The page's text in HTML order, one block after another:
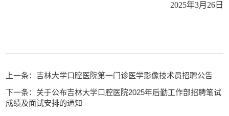
2025年3月 26日
上一条：吉林大学口腔医院第一门诊医学影像技术员招聘公告
下一条：关于公布吉林大学口腔医院2025年后勤工作部招聘笔试
成绩及面试安排的通知